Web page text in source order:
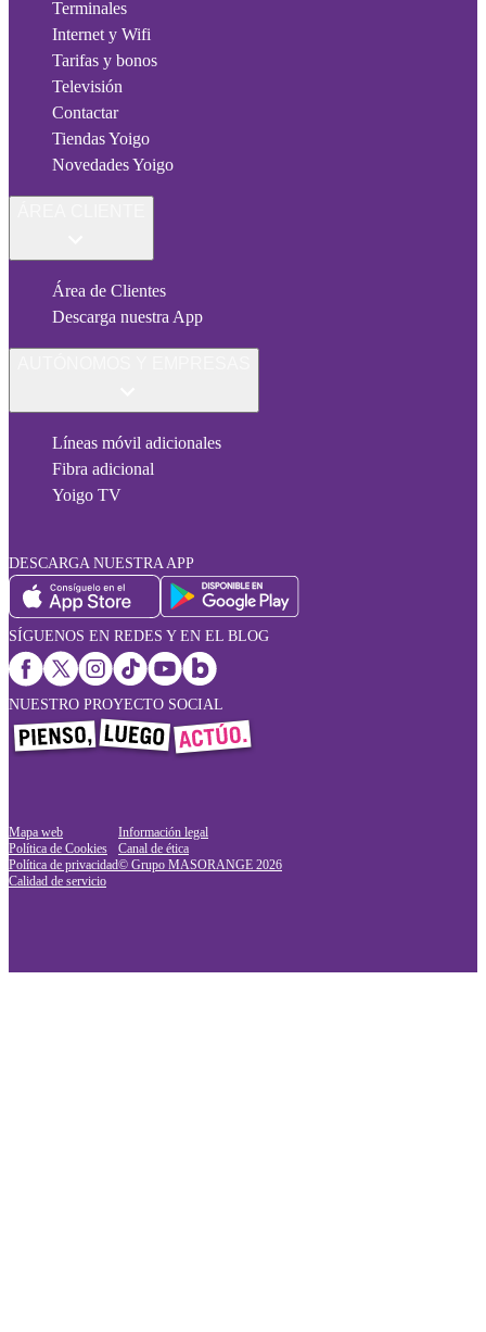
Terminales
Internet y Wifi
Tarifas y bonos
Televisión
Contactar
Tiendas Yoigo
Novedades Yoigo
Área de Clientes
Descarga nuestra App
Líneas móvil adicionales
Fibra adicional
Yoigo TV
DESCARGA NUESTRA APP
SÍGUENOS EN REDES Y EN EL BLOG
NUESTRO PROYECTO SOCIAL
Mapa web
Política de Cookies
Política de privacidad
Calidad de servicio
Información legal
Canal de ética
© Grupo MASORANGE 2026